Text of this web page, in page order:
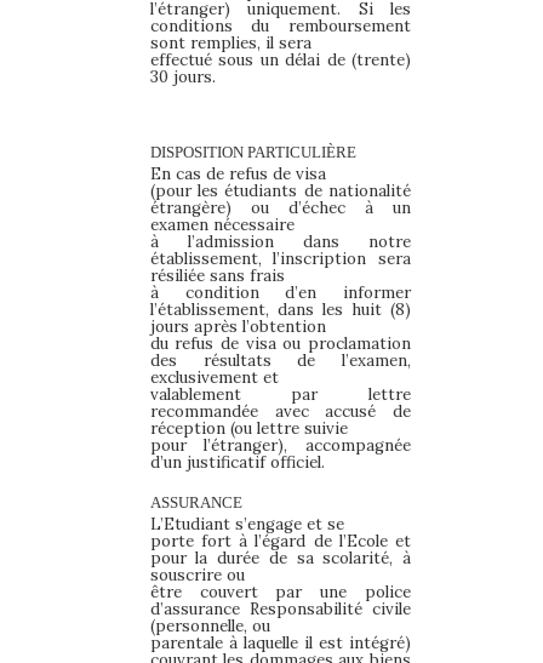
l’étranger) uniquement. Si les
conditions du remboursement
sont remplies, il sera
effectué sous un délai de (trente)
30 jours.
DISPOSITION PARTICULIÈRE
En cas de refus de visa
(pour les étudiants de nationalité
étrangère) ou d’échec à un
examen nécessaire
à l’admission dans notre
établissement, l’inscription sera
résiliée sans frais
à condition d’en informer
l’établissement, dans les huit (8)
jours après l’obtention
du refus de visa ou proclamation
des résultats de l’examen,
exclusivement et
valablement par lettre
recommandée avec accusé de
réception (ou lettre suivie
pour l’étranger), accompagnée
d’un justificatif officiel.
ASSURANCE
L’Etudiant s’engage et se
porte fort à l’égard de l’Ecole et
pour la durée de sa scolarité, à
souscrire ou
être couvert par une police
d’assurance Responsabilité civile
(personnelle, ou
parentale à laquelle il est intégré)